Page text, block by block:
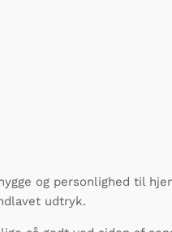
og personlighed til
udtryk.